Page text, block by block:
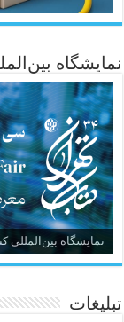
نمایشگاه
نمایشگاه بین‌المللی
تبلیغات